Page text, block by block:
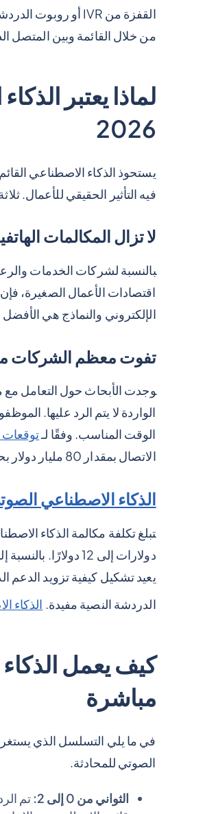
القفزة من IVR أو روبوت الدردشة إلى
من خلال القائمة وبين المتصل الذي
لماذا يعتبر
2026
يستحوذ الذكاء الاصطناعي
فيه التأثير الحقيقي للأعمال.
لا تزال المكالمات
بالنسبة لشركات الخدمات
اقتصادات الأعمال الصغيرة، فإن
الإلكتروني والنماذج هي
تفوت معظم الشركات
الواردة لا يتم الرد عليها.
الوقت المناسب. وفقًا لـتوقعات
الاتصال بمقدار 80 مليار دولار بحلول عام 2026 على وجه التحديد لأن البديل، وليس الإجابة، هو فقدان الإيرادات.
الذكاء الاصطناعي
دولارات إلى 12
يعيد تشكيل كيفية تزويد الدعم
الدردشة النصية مفيدة. الذكاء
كيف يعمل
مباشرة
الصوتي للمحادثة.
الثواني من 0 إلى 2:
تم